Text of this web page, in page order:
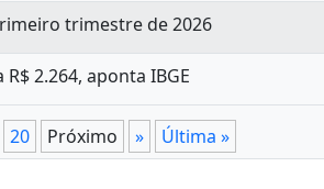
trimestre de 2026
2.264, aponta IBGE
20 Próximo » Última »